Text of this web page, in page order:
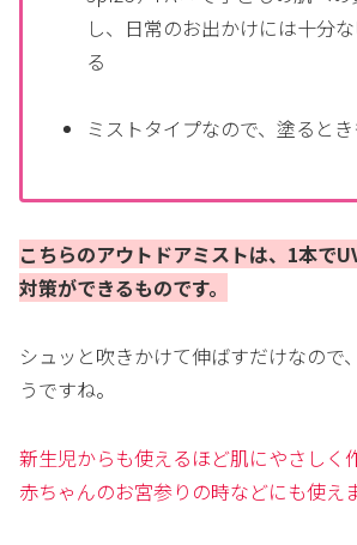
し、日常のお出かけには十分
る
ミストタイプなので、塗ると
こちらのアウトドアミストは、1本で
対策ができるものです。
シュッと吹きかけて伸ばすだけなので
うですね。
新生児からも使えるほど肌にやさしく
赤ちゃんのお宮参りの時などにも使え